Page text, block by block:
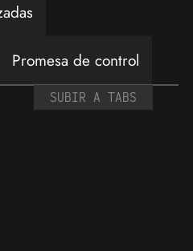
Promesa de control
SUBIR A TABS